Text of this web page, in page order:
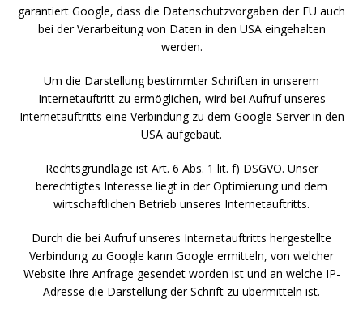
garantiert Google, dass die Datenschutzvorgaben der EU auch
bei der Verarbeitung von Daten in den USA eingehalten
werden.
Um die Darstellung bestimmter Schriften in unserem
Internetauftritt zu ermöglichen, wird bei Aufruf unseres
Internetauftritts eine Verbindung zu dem Google-Server in den
USA aufgebaut.
Rechtsgrundlage ist Art. 6 Abs. 1 lit. f) DSGVO. Unser
berechtigtes Interesse liegt in der Optimierung und dem
wirtschaftlichen Betrieb unseres Internetauftritts.
Durch die bei Aufruf unseres Internetauftritts hergestellte
Verbindung zu Google kann Google ermitteln, von welcher
Website Ihre Anfrage gesendet worden ist und an welche IP-
Adresse die Darstellung der Schrift zu übermitteln ist.